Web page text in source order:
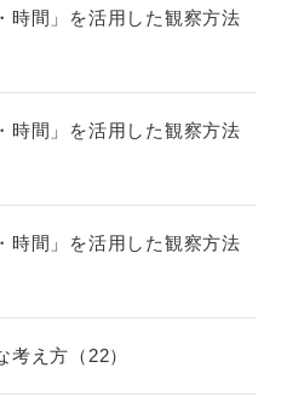
間」を活用した観察方法
間」を活用した観察方法
間」を活用した観察方法
え方（22）